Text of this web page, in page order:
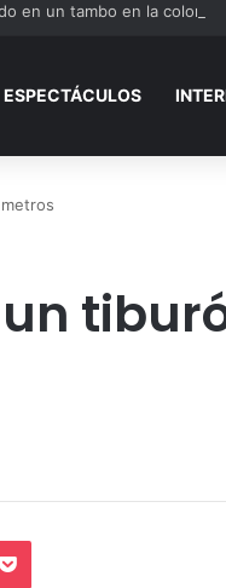
en un tambo en la colonia
ESPECTÁCULOS
Pocket